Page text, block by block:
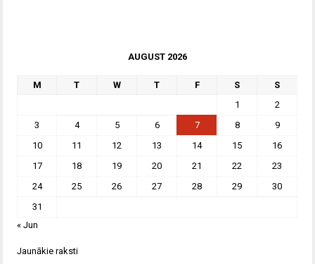
AUGUST 2026
M T W T F S
S
1
2
3
4 5 6 7 8
9
10
11 12 13 14 15
16
17
18 19 20 21 22
23
24
25 26 27 28 29
30
31
« Jun
Jaunākie raksti